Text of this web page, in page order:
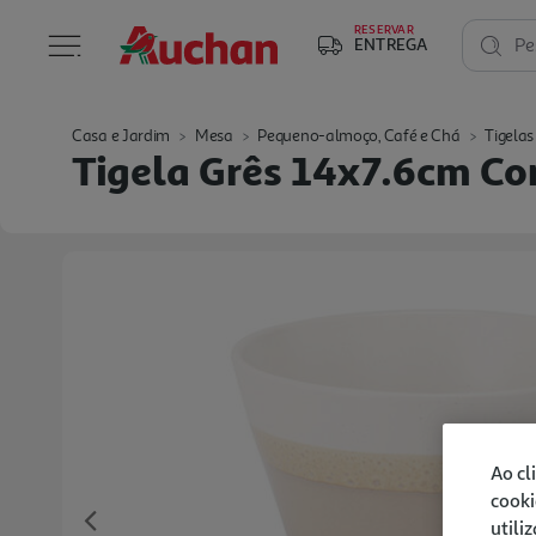
RESERVAR
ENTREGA
Casa e Jardim Mesa Pequeno-almoço, Café e Chá
Tigela Grês 14x7.6cm
Ao